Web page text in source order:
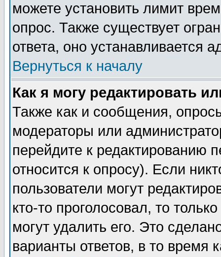
можете установить лимит
опрос. Также существует
ответа, оно устанавливается
Вернуться к началу
Как я могу редактировать
Также как и сообщения,
модераторы или
перейдите к редактированию
относится к опросу). Если
пользователи могут
кто-то проголосовал, то
могут удалить его. Это
варианты ответов, в то время